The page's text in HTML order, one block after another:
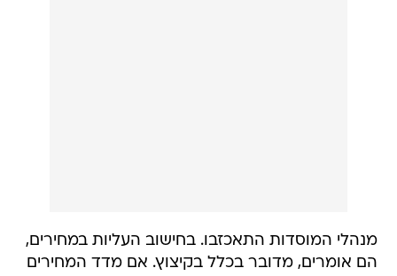
מנהלי המוסדות התאכזבו. בחישוב העליות במחירים,
הם אומרים, מדובר בכלל בקיצוץ. אם מדד המחירים